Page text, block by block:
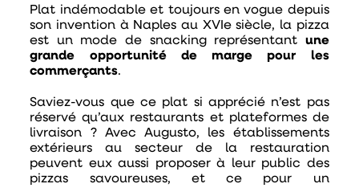
Plat indémodable et toujours en vogue depuis
son invention à Naples au XVIe siècle, la pizza
est un mode de snacking représentant une
grande opportunité de marge pour les
commerçants.
Saviez-vous que ce plat si apprécié n’est pas
réservé qu’aux restaurants et plateformes de
livraison ? Avec Augusto, les établissements
extérieurs au secteur de la restauration
peuvent eux aussi proposer à leur public des
pizzas savoureuses, et ce pour un